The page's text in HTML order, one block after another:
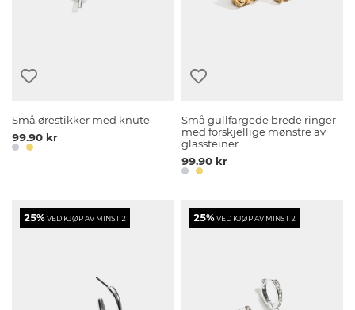
Små ørestikker med knute
99.90 kr
Små gullfargede brede ringer
med forskjellige mønstre av
glassteiner
99.90 kr
25%VED KJØP AV MINST 2 25%VED KJØP AV MINST 2